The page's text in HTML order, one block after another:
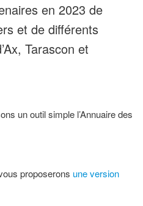
en 2023 de
et de différents
Tarascon et
un outil simple l’Annuaire des
proposerons une version